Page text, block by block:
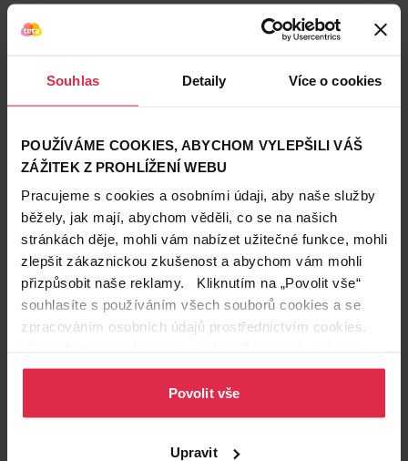
Souhlas Detaily Více o cookies
POUŽÍVÁME COOKIES, ABYCHOM VYLEPŠILI VÁŠ
ZÁŽITEK Z PROHLÍŽENÍ WEBU
Pracujeme s cookies a osobními údaji, aby naše služby
běžely, jak mají, abychom věděli, co se na našich
stránkách děje, mohli vám nabízet užitečné funkce, mohli
zlepšit zákaznickou zkušenost a abychom vám mohli
přizpůsobit naše reklamy. Kliknutím na „Povolit vše“
souhlasíte s používáním všech souborů cookies a se
zpracováním osobních údajů prostřednictvím cookies.
osobních údajů.
Povolit vše
Upravit
Dermacol Báze pod oční stíny
🛒Gabriella Salvete Kosmetický štětec na oční stíny